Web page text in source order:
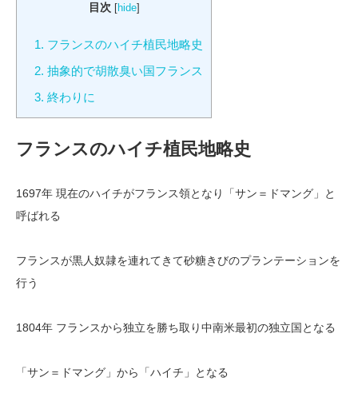
目次 hide]
1. フランスのハイチ植民地略史
2. 抽象的で胡散臭い国フランス
3. 終わりに
フランスのハイチ植民地略史
1697年 現在のハイチがフランス領となり「サン＝ドマング」と
呼ばれる
フランスが黒人奴隷を連れてきて砂糖きびのプランテーションを
行う
1804年 フランスから独立を勝ち取り中南米最初の独立国となる
「サン＝ドマング」から「ハイチ」となる